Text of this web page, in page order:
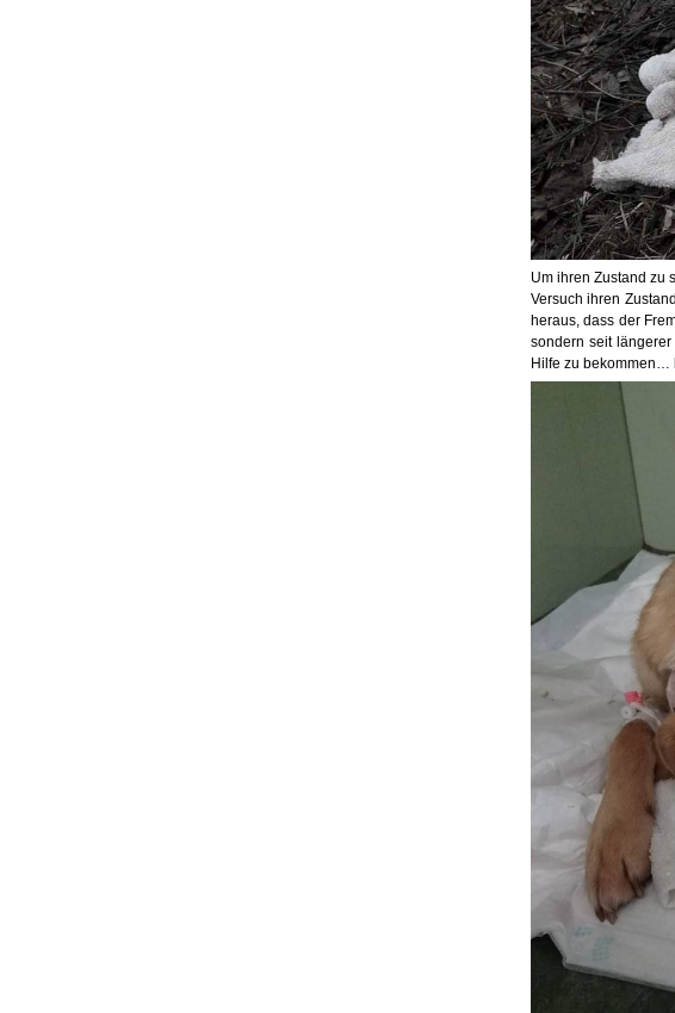
Um ihren Zustand zu
Versuch ihren
heraus, dass der
sondern seit
Hilfe zu bekommen…